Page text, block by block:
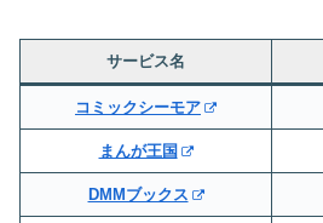
サービス名
コミックシーモア
まんが王国
DMMブックス